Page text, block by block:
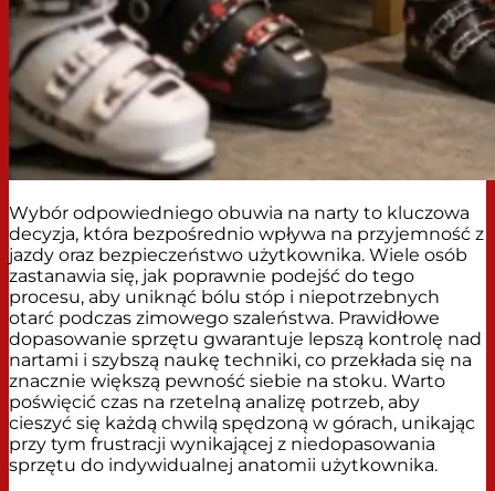
Wybór odpowiedniego obuwia na narty to kluczowa
decyzja, która bezpośrednio wpływa na przyjemność z
jazdy oraz bezpieczeństwo użytkownika. Wiele osób
zastanawia się, jak poprawnie podejść do tego
procesu, aby uniknąć bólu stóp i niepotrzebnych
otarć podczas zimowego szaleństwa. Prawidłowe
dopasowanie sprzętu gwarantuje lepszą kontrolę nad
nartami i szybszą naukę techniki, co przekłada się na
znacznie większą pewność siebie na stoku. Warto
poświęcić czas na rzetelną analizę potrzeb, aby
cieszyć się każdą chwilą spędzoną w górach, unikając
przy tym frustracji wynikającej z niedopasowania
sprzętu do indywidualnej anatomii użytkownika.